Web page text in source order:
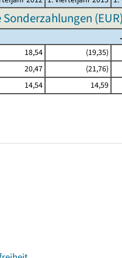
(EUR)
18,54 (19,35)
20,47 (21,76)
14,54 14,59